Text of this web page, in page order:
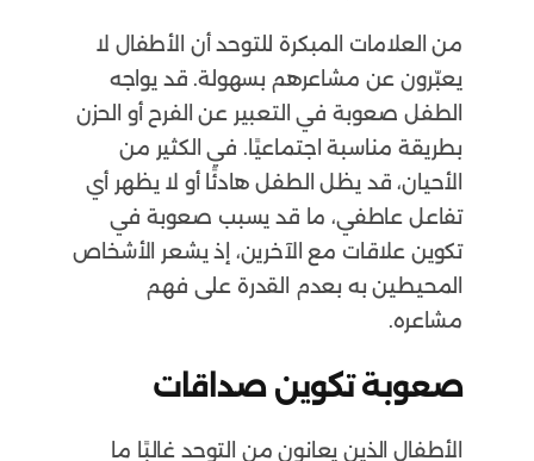
من العلامات المبكرة للتوحد أن الأطفال لا
يعبّرون عن مشاعرهم بسهولة. قد يواجه
الطفل صعوبة في التعبير عن الفرح أو الحزن
بطريقة مناسبة اجتماعيًا. في الكثير من
الأحيان، قد يظل الطفل هادئًا أو لا يظهر أي
تفاعل عاطفي، ما قد يسبب صعوبة في
تكوين علاقات مع الآخرين، إذ يشعر الأشخاص
المحيطين به بعدم القدرة على فهم
مشاعره.
صعوبة تكوين صداقات
الأطفال الذين يعانون من التوحد غالبًا ما